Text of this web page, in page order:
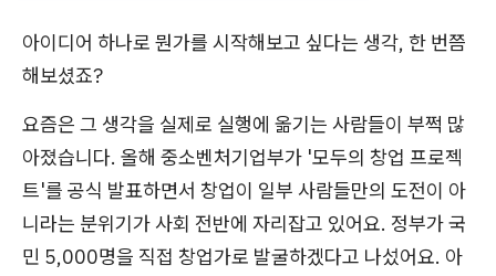
아이디어 하나로 뭔가를 시작해보고 싶다는 생각, 한 번쯤
해보셨죠?
요즘은 그 생각을 실제로 실행에 옮기는 사람들이 부쩍 많
아졌습니다. 올해 중소벤처기업부가 '모두의 창업 프로젝
트'를 공식 발표하면서 창업이 일부 사람들만의 도전이 아
니라는 분위기가 사회 전반에 자리잡고 있어요. 정부가 국
민 5,000명을 직접 창업가로 발굴하겠다고 나섰어요. 아